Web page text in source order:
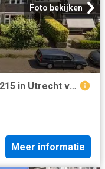
Foto bekijken
Huis te koop Oldenburgerstraat 215 in Utrecht voor € 900.000
Meer informatie